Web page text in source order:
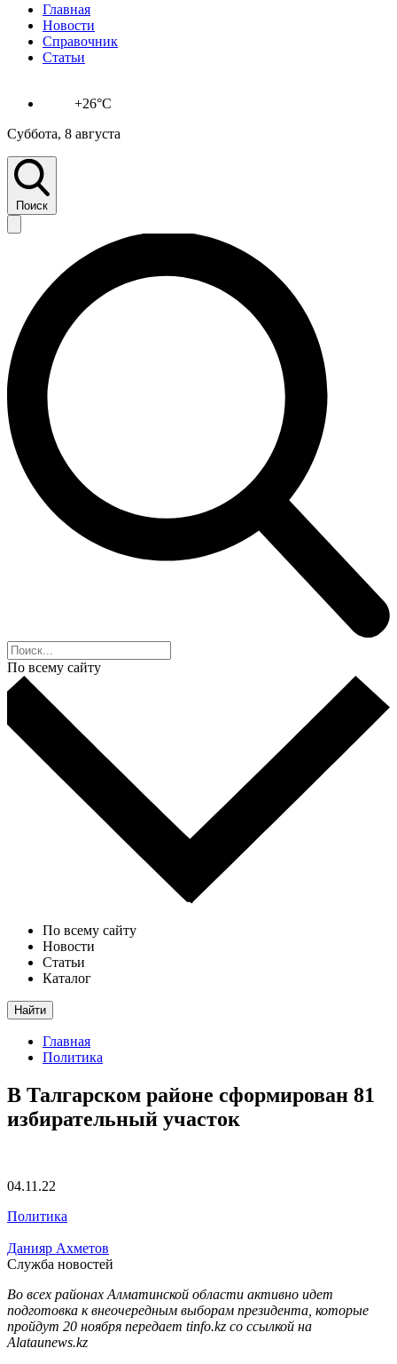
Главная
Новости
Справочник
Статьи
+26°C
Суббота, 8 августа
Поиск
По всему сайту
По всему сайту
Новости
Статьи
Каталог
Найти
Главная
Политика
В Талгарском районе сформирован 81
избирательный участок
04.11.22
Политика
Данияр Ахметов
Служба новостей
Во всех районах Алматинской области активно идет
подготовка к внеочередным выборам президента, которые
пройдут 20 ноября передает tinfo.kz со ссылкой на
Alataunews.kz